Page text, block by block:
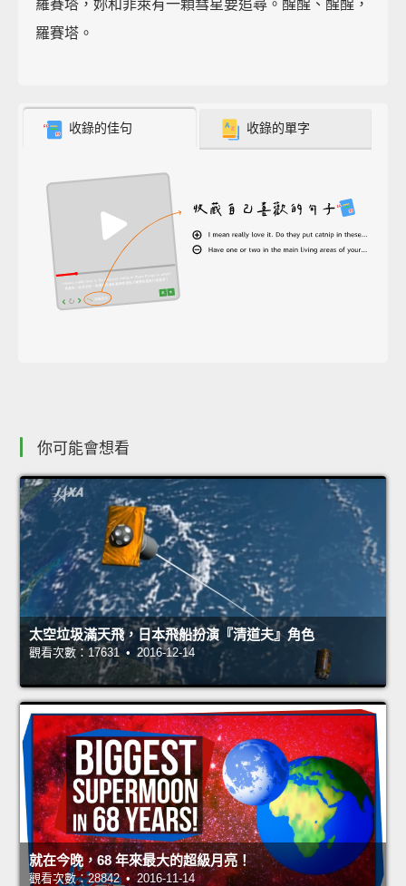
羅賽塔，妳和菲萊有一顆彗星要追尋。醒醒、醒醒，
羅賽塔。
收錄的佳句 收錄的單字
你可能會想看
太空垃圾滿天飛，日本飛船扮演『清道夫』角色
觀看次數：17631 • 2016-12-14
就在今晚，68 年來最大的超級月亮！
觀看次數：28842 • 2016-11-14